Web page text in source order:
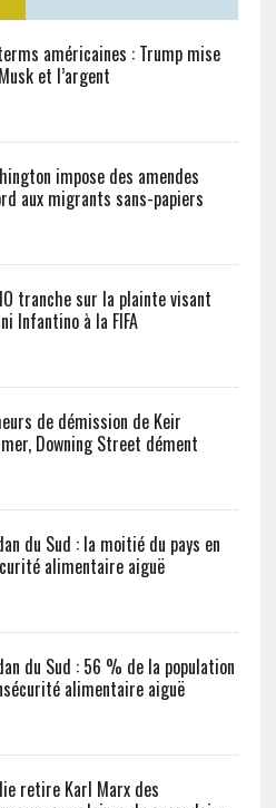
américaines : Trump mise
et l’argent
impose des amendes
aux migrants sans-papiers
tranche sur la plainte visant
Infantino à la FIFA
de démission de Keir
Downing Street dément
du Sud : la moitié du pays en
alimentaire aiguë
du Sud : 56 % de la population
alimentaire aiguë
retire Karl Marx des